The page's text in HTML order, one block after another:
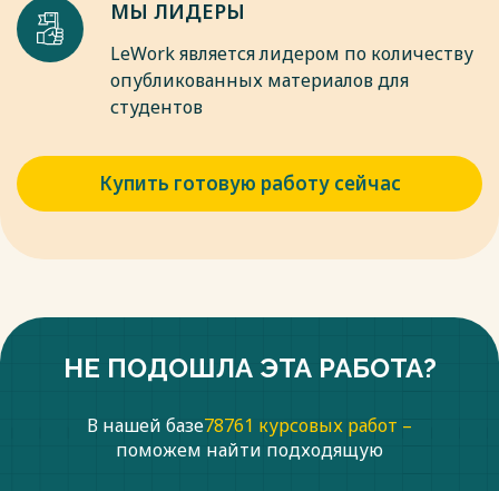
МЫ ЛИДЕРЫ
LeWork является лидером по количеству
опубликованных материалов для
студентов
Купить готовую работу сейчас
НЕ ПОДОШЛА ЭТА РАБОТА?
В нашей базе78761 курсовых работ –
поможем найти подходящую